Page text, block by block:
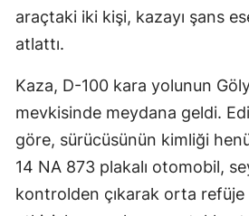
araçtaki iki kişi, kazayı şans
atlattı.
Kaza, D-100 kara yolunun
mevkisinde meydana geldi.
göre, sürücüsünün kimliği
14 NA 873 plakalı otomobil,
kontrolden çıkarak orta refüje